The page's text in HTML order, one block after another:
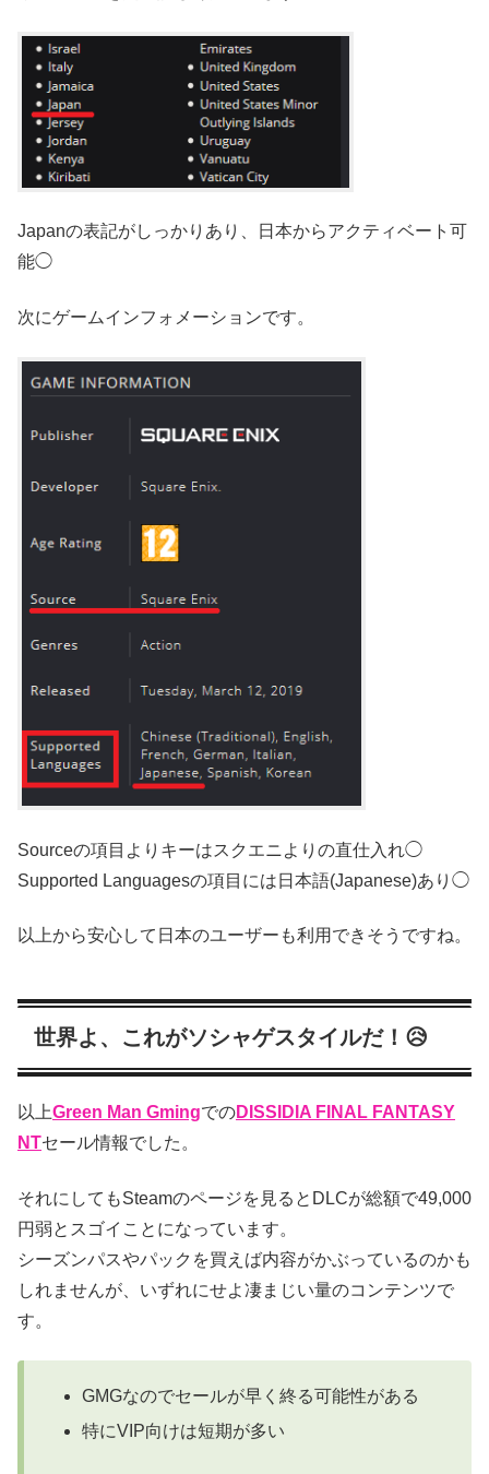
Japanの表記がしっかりあり、日本からアクティベート可
能◯
次にゲームインフォメーションです。
Sourceの項目よりキーはスクエニよりの直仕入れ◯
Supported Languagesの項目には日本語(Japanese)あり◯
以上から安心して日本のユーザーも利用できそうですね。
世界よ、これがソシャゲスタイルだ！😥
以上Green Man GmingでのDISSIDIA FINAL FANTASY
NTセール情報でした。
それにしてもSteamのページを見るとDLCが総額で49,000
円弱とスゴイことになっています。
シーズンパスやパックを買えば内容がかぶっているのかも
しれませんが、いずれにせよ凄まじい量のコンテンツで
す。
GMGなのでセールが早く終る可能性がある
特にVIP向けは短期が多い